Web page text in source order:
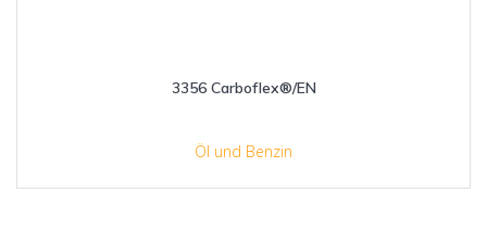
3356 Carboflex®/EN
Öl und Benzin